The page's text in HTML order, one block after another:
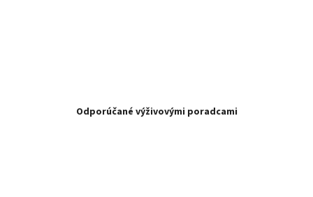
Odporúčané výživovými poradcami